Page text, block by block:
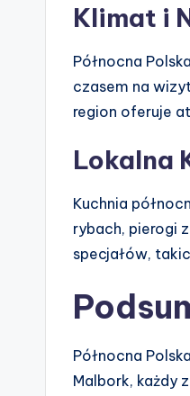
Klimat i
Północna
czasem na
region oferuje
Lokalna
Kuchnia
rybach, pierogi
specjałów,
Północna
Malbork, każdy